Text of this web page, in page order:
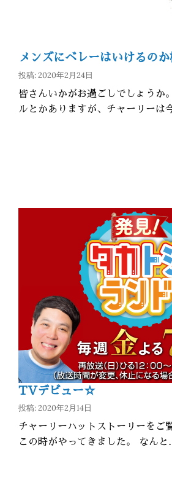
メンズにベレーはいけるの
投稿: 2020年2月24日
皆さんいかがお過ごしでしょうか
ルとかありますが、チャーリーは
TVデビュー☆
投稿: 2020年2月14日
チャーリーハットストーリーをご
この時がやってきました。 なん